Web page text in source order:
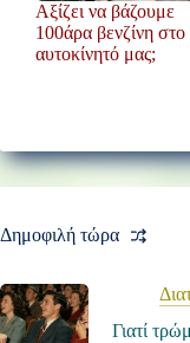
Αξίζει να βάζουμε
100άρα βενζίνη στο
αυτοκίνητό μας;
Δημοφιλή τώρα
Γιατί